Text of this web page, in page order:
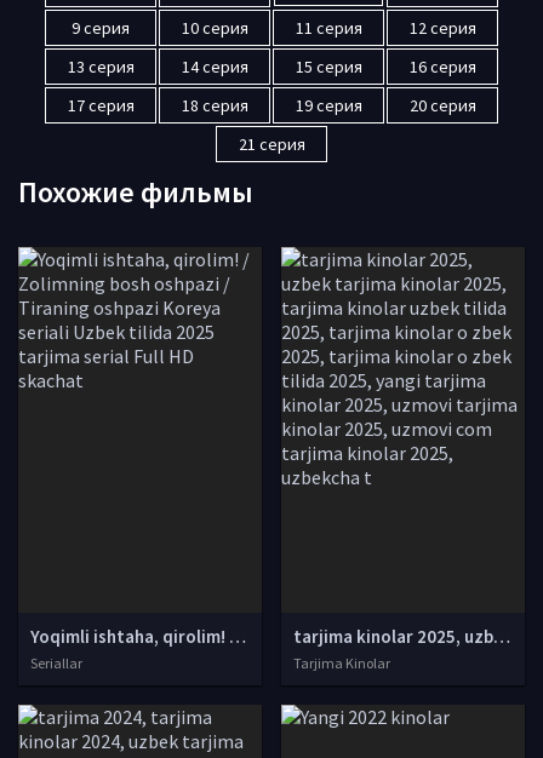
9 серия
10 серия 11 серия
12 серия
13 серия
14 серия 15 серия
16 серия
17 серия
18 серия 19 серия
20 серия
21 серия
Похожие фильмы
Yoqimli ishtaha, qirolim! / Zolimning bosh oshpazi / Tiraning oshpazi Koreya seriali Uzbek tilida 2025 tarjima serial Full HD skachat
Seriallar
tarjima kinolar 2025, uzbek tarjima kinolar 2025, tarjima kinolar uzbek tilida 2025, tarjima kinolar o zbek 2025, tarjima kinolar o zbek tilida 2025, yangi tarjima kinolar 2025, uzmovi tarjima kinolar 2025, uzmovi com tarjima kinolar 2025, uzbekcha t
Tarjima Kinolar